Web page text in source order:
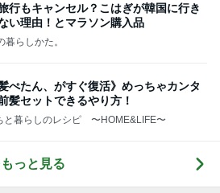
行もキャンセル？こはぎが韓国に行き
い理由！とマラソン購入品
暮らしかた。
髪ぺたん、がすぐ復活》めっちゃカンタ
髪セットできるやり方！
と暮らしのレシピ 〜HOME&LIFE〜
っと見る